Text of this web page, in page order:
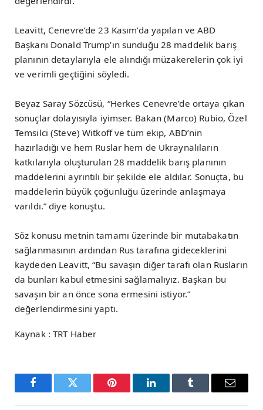
Leavitt, Cenevre’de 23 Kasım’da yapılan ve ABD
Başkanı Donald Trump’ın sunduğu 28 maddelik barış
planının detaylarıyla ele alındığı müzakerelerin çok iyi
ve verimli geçtiğini söyledi.
Beyaz Saray Sözcüsü, “Herkes Cenevre’de ortaya çıkan
sonuçlar dolayısıyla iyimser. Bakan (Marco) Rubio, Özel
Temsilci (Steve) Witkoff ve tüm ekip, ABD’nin
hazırladığı ve hem Ruslar hem de Ukraynalıların
katkılarıyla oluşturulan 28 maddelik barış planının
maddelerini ayrıntılı bir şekilde ele aldılar. Sonuçta, bu
maddelerin büyük çoğunluğu üzerinde anlaşmaya
varıldı.” diye konuştu.
Söz konusu metnin tamamı üzerinde bir mutabakatın
sağlanmasının ardından Rus tarafına gideceklerini
kaydeden Leavitt, “Bu savaşın diğer tarafı olan Rusların
da bunları kabul etmesini sağlamalıyız. Başkan bu
savaşın bir an önce sona ermesini istiyor.”
değerlendirmesini yaptı.
Kaynak : TRT Haber
FacebookTwitter Pinterest LinkedInTumblr Email